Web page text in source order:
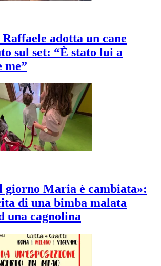
adotta un cane
sul set: “È stato lui a
me”
giorno Maria è cambiata»:
di una bimba malata
una cagnolina